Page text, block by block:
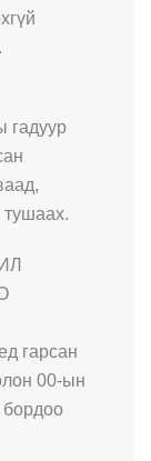
гадуур
тушаах.
гарсан
00-ын
бордоо